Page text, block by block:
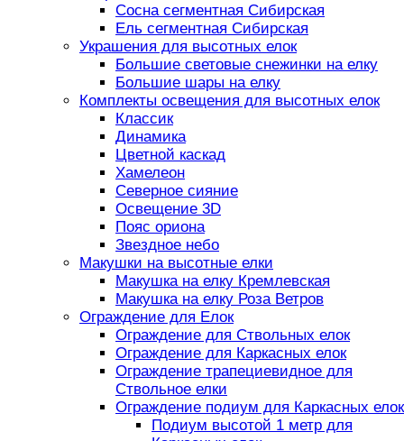
Сосна сегментная Сибирская
Ель сегментная Сибирская
Украшения для высотных елок
Большие световые снежинки на елку
Большие шары на елку
Комплекты освещения для высотных елок
Классик
Динамика
Цветной каскад
Хамелеон
Северное сияние
Освещение 3D
Пояс ориона
Звездное небо
Макушки на высотные елки
Макушка на елку Кремлевская
Макушка на елку Роза Ветров
Ограждение для Елок
Ограждение для Ствольных елок
Ограждение для Каркасных елок
Ограждение трапециевидное для
Ствольное елки
Ограждение подиум для Каркасных елок
Подиум высотой 1 метр для